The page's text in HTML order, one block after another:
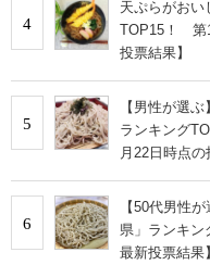
4
天ぷらがおい
TOP15！ 第
投票結果】
5
【男性が選
ランキング
月22日時点の
6
【50代男性
県」ランキ
最新投票結果】